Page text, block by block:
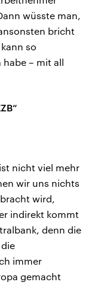
wüsste man,
bricht
so
– mit all
nicht viel mehr
wir uns nichts
wird,
indirekt kommt
denn die
immer
gemacht